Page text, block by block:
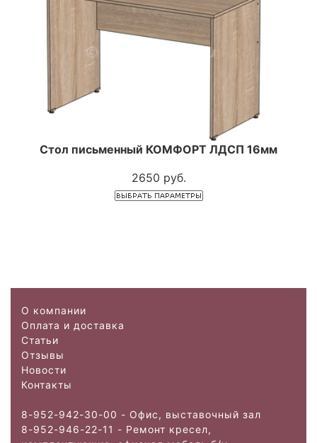
Стол письменный КОМФОРТ ЛДСП 16мм
2650 руб.
О компании
Оплата и доставка
Статьи
Отзывы
Новости
Контакты
8-952-942-30-00 - Офис, выставочный зал
8-952-946-22-11 - Ремонт кресел,